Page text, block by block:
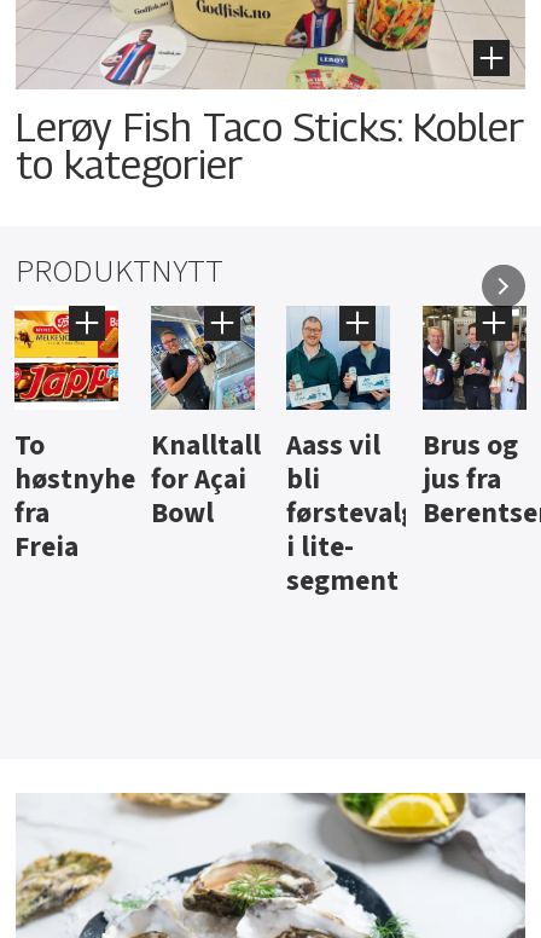
Lerøy Fish Taco Sticks: Kobler
to kategorier
PRODUKTNYTT
Knalltall
for Açai
Bowl
Aass vil
bli
førstevalg
Brus og
jus fra
Berentsen
Hard
iste fra
Hansa